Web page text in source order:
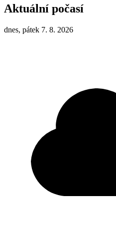
Aktuální počasí
dnes, pátek 7. 8. 2026